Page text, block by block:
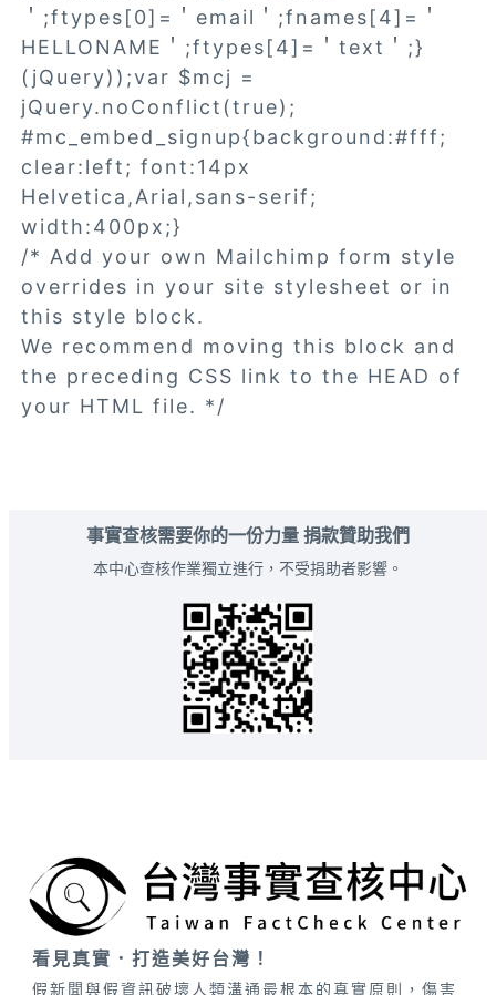
＇;ftypes[0]=＇email＇;fnames[4]=＇
HELLONAME＇;ftypes[4]=＇text＇;}
(jQuery));var $mcj =
jQuery.noConflict(true);
#mc_embed_signup{background:#fff;
clear:left; font:14px
Helvetica,Arial,sans-serif;
width:400px;}
/* Add your own Mailchimp form style
overrides in your site stylesheet or in
this style block.
We recommend moving this block and
the preceding CSS link to the HEAD of
your HTML file. */
事實查核需要你的一份力量 捐款贊助我們
本中心查核作業獨立進行，不受捐助者影響。
看見真實．打造美好台灣！
假新聞與假資訊破壞人類溝通最根本的真實原則，傷害